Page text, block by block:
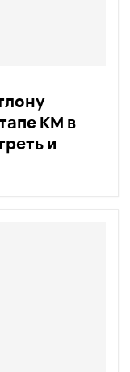
КМ в
и